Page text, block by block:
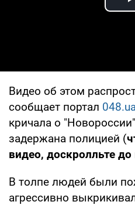
Видео об этом
сообщает портал
кричала о
задержана полицией (
видео, доскролльте
В толпе людей были
агрессивно